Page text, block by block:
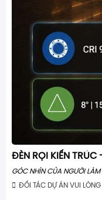
ĐÈN RỌI KIẾN
GÓC NHÌN CỦA NGƯỜI LÀM
ĐỐI TÁC DỰ ÁN VUI LÒNG